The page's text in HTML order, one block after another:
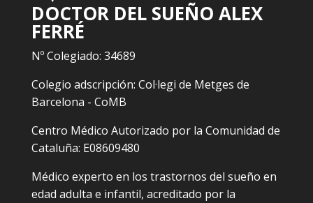
DOCTOR DEL SUEÑO ALEX
FERRÉ
Nº Colegiado: 34689
Colegio adscripción: Col·legi de Metges de
Barcelona - CoMB
Centro Médico Autorizado por la Comunidad de
Cataluña: E08609480
Médico experto en los trastornos del sueño en
edad adulta e infantil, acreditado por la